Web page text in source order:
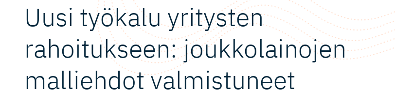
Uusi työkalu yritysten
rahoitukseen: joukkolainojen
malliehdot valmistuneet